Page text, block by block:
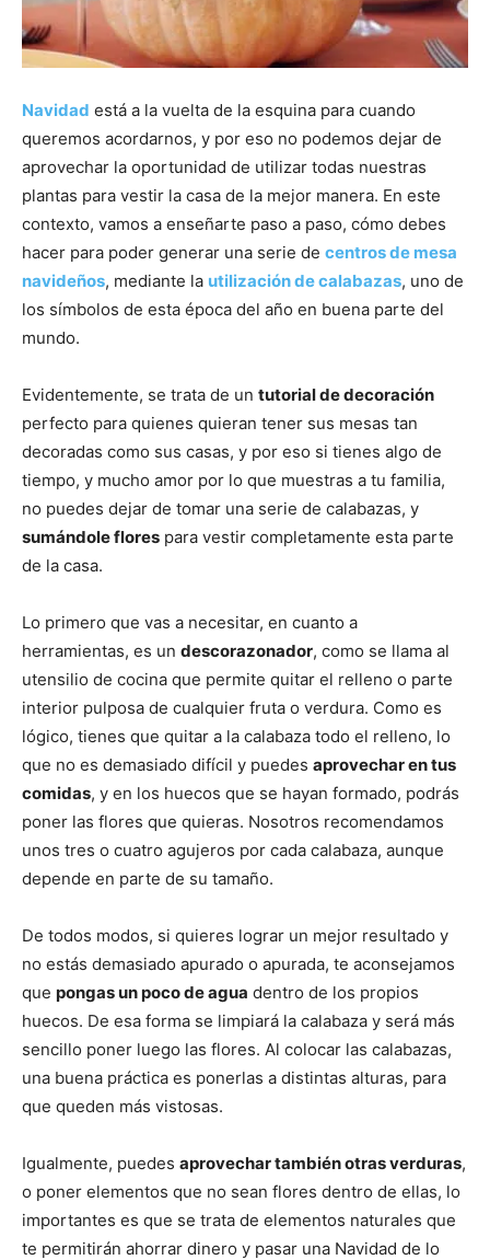
Navidad está a la vuelta de la esquina para cuando
queremos acordarnos, y por eso no podemos dejar de
aprovechar la oportunidad de utilizar todas nuestras
plantas para vestir la casa de la mejor manera. En este
contexto, vamos a enseñarte paso a paso, cómo debes
hacer para poder generar una serie de centros de mesa
navideños, mediante la utilización de calabazas, uno de
los símbolos de esta época del año en buena parte del
mundo.
Evidentemente, se trata de un tutorial de decoración
perfecto para quienes quieran tener sus mesas tan
decoradas como sus casas, y por eso si tienes algo de
tiempo, y mucho amor por lo que muestras a tu familia,
no puedes dejar de tomar una serie de calabazas, y
sumándole flores para vestir completamente esta parte
de la casa.
Lo primero que vas a necesitar, en cuanto a
herramientas, es un descorazonador, como se llama al
utensilio de cocina que permite quitar el relleno o parte
interior pulposa de cualquier fruta o verdura. Como es
lógico, tienes que quitar a la calabaza todo el relleno, lo
que no es demasiado difícil y puedes aprovechar en tus
comidas, y en los huecos que se hayan formado, podrás
poner las flores que quieras. Nosotros recomendamos
unos tres o cuatro agujeros por cada calabaza, aunque
depende en parte de su tamaño.
De todos modos, si quieres lograr un mejor resultado y
no estás demasiado apurado o apurada, te aconsejamos
que pongas un poco de agua dentro de los propios
huecos. De esa forma se limpiará la calabaza y será más
sencillo poner luego las flores. Al colocar las calabazas,
una buena práctica es ponerlas a distintas alturas, para
que queden más vistosas.
Igualmente, puedes aprovechar también otras verduras,
o poner elementos que no sean flores dentro de ellas, lo
importantes es que se trata de elementos naturales que
te permitirán ahorrar dinero y pasar una Navidad de lo